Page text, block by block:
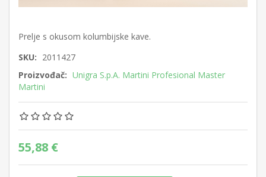
Prelje s okusom kolumbijske kave.
SKU: 2011427
Proizvođač: Unigra S.p.A. Martini Profesional Master
Martini
55,88 €